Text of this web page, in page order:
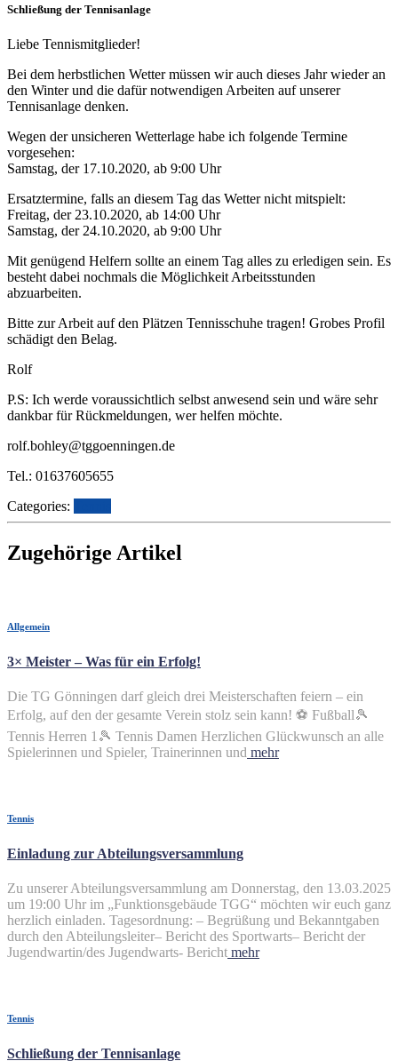
Schließung der Tennisanlage
Liebe Tennismitglieder!
Bei dem herbstlichen Wetter müssen wir auch dieses Jahr wieder an
den Winter und die dafür notwendigen Arbeiten auf unserer
Tennisanlage denken.
Wegen der unsicheren Wetterlage habe ich folgende Termine
vorgesehen:
Samstag, der 17.10.2020, ab 9:00 Uhr
Ersatztermine, falls an diesem Tag das Wetter nicht mitspielt:
Freitag, der 23.10.2020, ab 14:00 Uhr
Samstag, der 24.10.2020, ab 9:00 Uhr
Mit genügend Helfern sollte an einem Tag alles zu erledigen sein. Es
besteht dabei nochmals die Möglichkeit Arbeitsstunden
abzuarbeiten.
Bitte zur Arbeit auf den Plätzen Tennisschuhe tragen! Grobes Profil
schädigt den Belag.
Rolf
P.S: Ich werde voraussichtlich selbst anwesend sein und wäre sehr
dankbar für Rückmeldungen, wer helfen möchte.
rolf.bohley@tggoenningen.de
Tel.: 01637605655
Categories:
Zugehörige Artikel
Allgemein
3× Meister – Was für ein Erfolg!
Die TG Gönningen darf gleich drei Meisterschaften feiern – ein
Erfolg, auf den der gesamte Verein stolz sein kann! ⚽ Fußball🎾
Tennis Herren 1🎾 Tennis Damen Herzlichen Glückwunsch an alle
Spielerinnen und Spieler, Trainerinnen und mehr
Tennis
Einladung zur Abteilungsversammlung
Zu unserer Abteilungsversammlung am Donnerstag, den 13.03.2025
um 19:00 Uhr im „Funktionsgebäude TGG“ möchten wir euch ganz
herzlich einladen. Tagesordnung: – Begrüßung und Bekanntgaben
durch den Abteilungsleiter– Bericht des Sportwarts– Bericht der
Jugendwartin/des Jugendwarts- Bericht mehr
Tennis
Schließung der Tennisanlage